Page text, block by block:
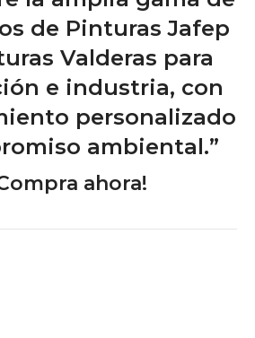
de Pinturas Jafep
Valderas para
e industria, con
personalizado
ambiental.”
ahora!